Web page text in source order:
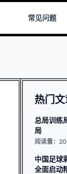
常见问题
热门
总局训练
局
阅读量：20
中国足球
全面启动